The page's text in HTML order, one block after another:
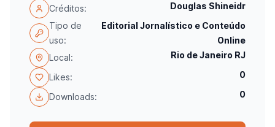
Créditos:
Douglas Shineidr
Tipo de
uso:
Editorial Jornalístico e Conteúdo
Online
Local:
Rio de Janeiro RJ
Likes: 0
Downloads: 0